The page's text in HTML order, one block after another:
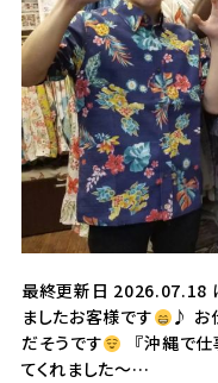
最終更新日 2026.07.18
ましたお客様です
♪ お
だそうです
『沖縄で
てくれました～…